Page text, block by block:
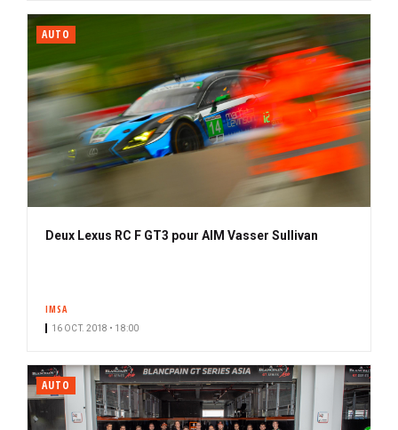
AUTO
Deux Lexus RC F GT3 pour AIM Vasser Sullivan
IMSA
16 OCT. 2018 • 18:00
AUTO